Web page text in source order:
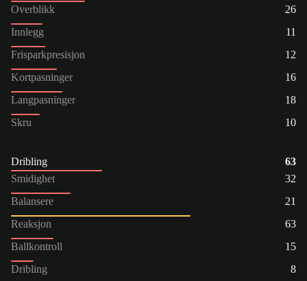
Overblikk
26
Innlegg
11
Frisparkpresisjon
12
Kortpasninger
16
Langpasninger
18
Skru
10
Dribling
63
Smidighet
32
Balansere
21
Reaksjon
63
Ballkontroll
15
Dribling
8